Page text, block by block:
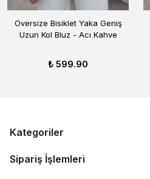
Oversize Bisiklet Yaka Geniş
Uzun Kol Bluz - Acı Kahve
₺ 599.90
Kategoriler
Sipariş İşlemleri